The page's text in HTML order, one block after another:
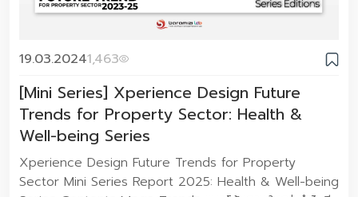
19.03.20241,463
[Mini Series] Xperience Design Future
Trends for Property Sector: Health &
Well-being Series
Xperience Design Future Trends for Property
Sector Mini Series Report 2025: Health & Well-being